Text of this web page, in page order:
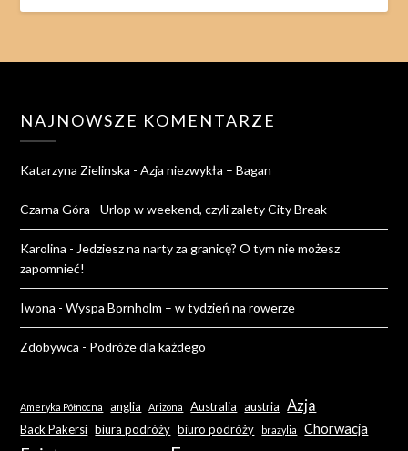
NAJNOWSZE KOMENTARZE
Katarzyna Zielinska -Azja niezwykła – Bagan
Czarna Góra -Urlop w weekend, czyli zalety City Break
Karolina - Jedziesz na narty za granicę? O tym nie możesz
zapomnieć!
Iwona -Wyspa Bornholm – w tydzień na rowerze
Zdobywca - Podróże dla każdego
Ameryka Północna anglia Arizona Australia austria Azja
Back Pakersi biura podróży biuro podróży brazylia Chorwacja